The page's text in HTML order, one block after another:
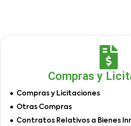
Compras y
Compras y Licitaciones
Otras Compras
Contratos Relativos a Bienes